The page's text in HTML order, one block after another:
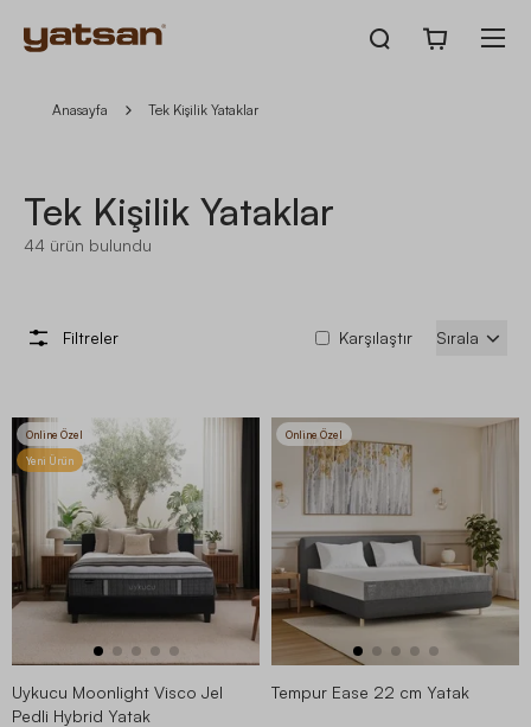
Anasayfa Tek Kişilik Yataklar
Tek Kişilik Yataklar
44 ürün bulundu
Filtreler Karşılaştır Sırala
Online Özel
Yeni Ürün
Uykucu Moonlight Visco Jel
Pedli Hybrid Yatak
Online Özel
Tempur Ease 22 cm Yatak